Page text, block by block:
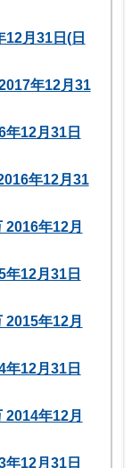
月31日(日
年12月31
12月31日
年12月31
年12月
12月31日
年12月
12月31日
年12月
12月31日